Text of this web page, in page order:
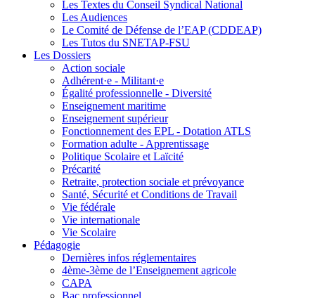
Les Textes du Conseil Syndical National
Les Audiences
Le Comité de Défense de l’EAP (CDDEAP)
Les Tutos du SNETAP-FSU
Les Dossiers
Action sociale
Adhérent·e - Militant·e
Égalité professionnelle - Diversité
Enseignement maritime
Enseignement supérieur
Fonctionnement des EPL - Dotation ATLS
Formation adulte - Apprentissage
Politique Scolaire et Laïcité
Précarité
Retraite, protection sociale et prévoyance
Santé, Sécurité et Conditions de Travail
Vie fédérale
Vie internationale
Vie Scolaire
Pédagogie
Dernières infos réglementaires
4ème-3ème de l’Enseignement agricole
CAPA
Bac professionnel